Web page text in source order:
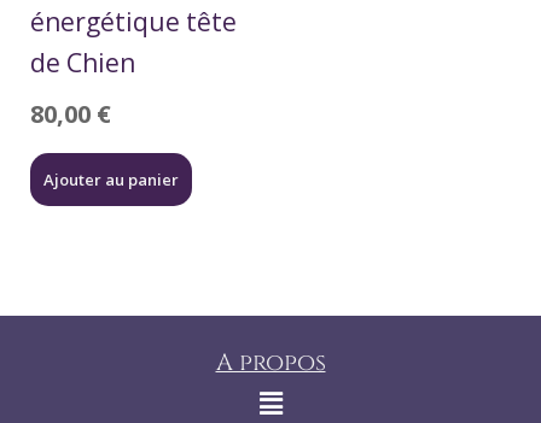
énergétique tête
de Chien
80,00 €
Ajouter au panier
A propos